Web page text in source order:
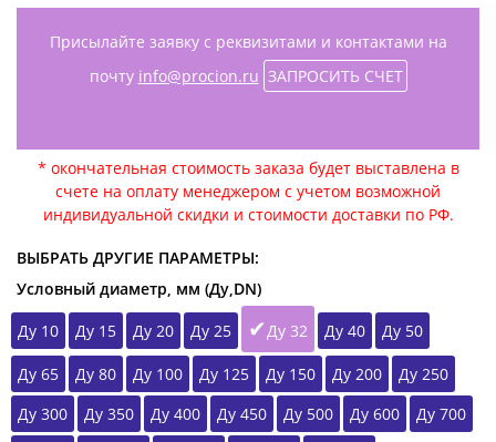
Присылайте заявку с реквизитами и контактами на
почту info@procion.ru ЗАПРОСИТЬ СЧЕТ
* окончательная стоимость заказа будет выставлена в
счете на оплату менеджером с учетом возможной
индивидуальной скидки и стоимости доставки по РФ.
ВЫБРАТЬ ДРУГИЕ ПАРАМЕТРЫ:
Условный диаметр, мм (Ду,DN)
Ду 10
Ду 15 Ду 20 Ду 25 Ду 32 Ду 40 Ду 50
Ду 65 Ду 80 Ду 100 Ду 125 Ду 150 Ду 200
Ду 250
Ду 300
Ду 350 Ду 400 Ду 450 Ду 500 Ду 600
Ду 700